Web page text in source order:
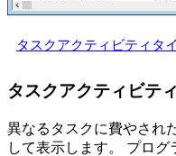
タスクアクティビティタ
タスクアクティビテ
異なるタスクに費やされ
して表示します。 プロ